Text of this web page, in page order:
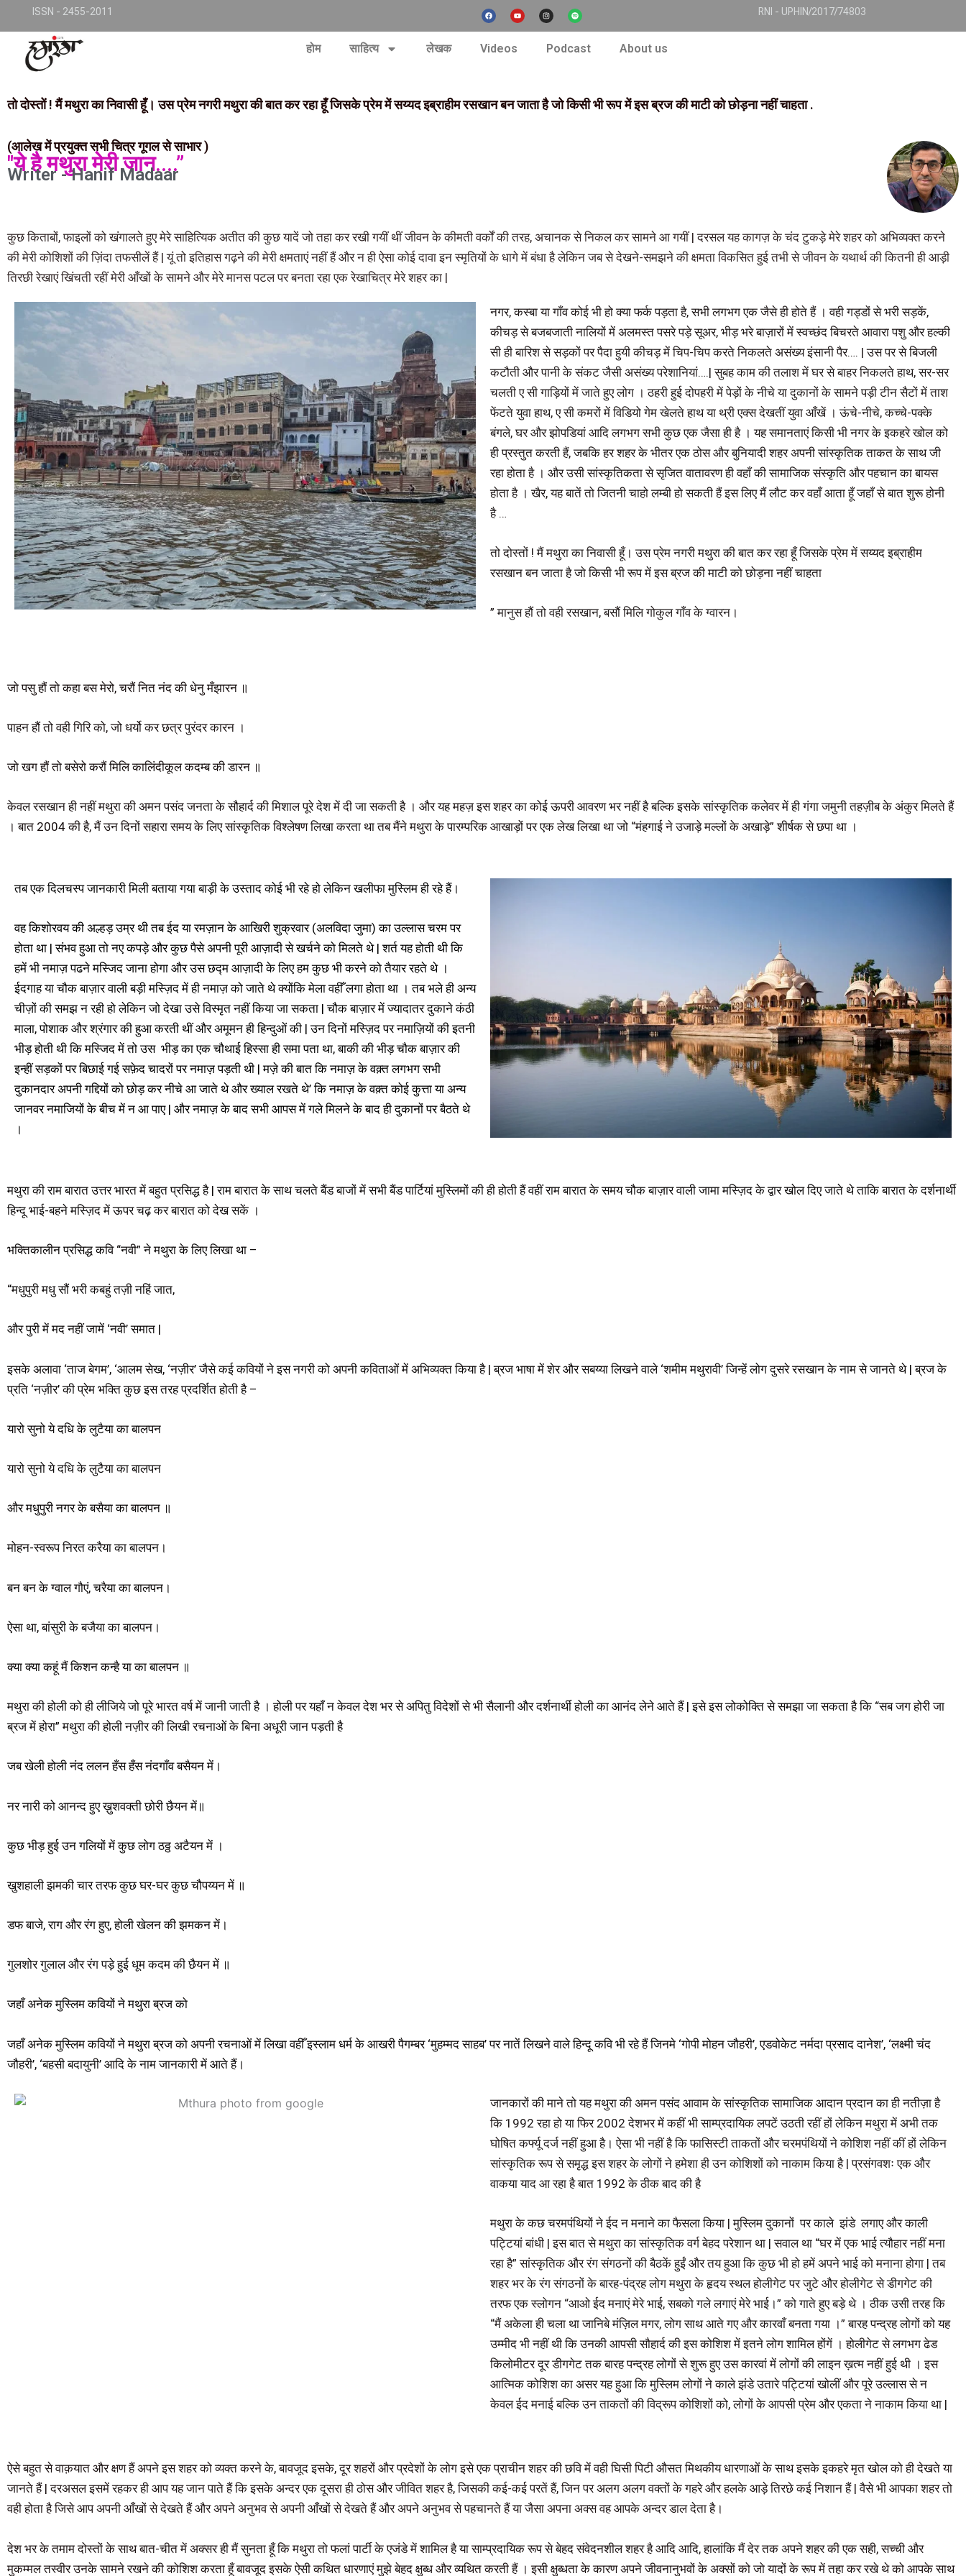
TKjNCP4frpJsub1QbSYMGphQaujBY6Of8-pr1kL7kJQ
content
ISSN - 2455-2011
F
a
c
e
o
o
Y
o
u
t
e
I
n
s
t
g
r
S
p
o
t
f
y
RNI - UPHIN/2017/74803
होम साहित्य लेखक Videos Podcast About us
तो दोस्तों ! मैं मथुरा का निवासी हूँ। उस प्रेम नगरी मथुरा की बात कर रहा हूँ जिसके प्रेम में सय्यद इब्राहीम रसखान बन जाता है जो किसी भी रूप में इस ब्रज की माटी को छोड़ना नहीं चाहता .
(आलेख में प्रयुक्त सभी चित्र गूगल से साभार )
"ये है मथुरा मेरी जान....”
Writer - Hanif Madaar
कुछ किताबों, फाइलों को खंगालते हुए मेरे साहित्यिक अतीत की कुछ यादें जो तहा कर रखी गयीं थीं जीवन के कीमती वर्कों की तरह, अचानक से निकल कर सामने आ गयीं | दरसल यह कागज़ के चंद टुकड़े मेरे शहर को अभिव्यक्त करने
की मेरी कोशिशों की ज़िंदा तफसीलें हैं | यूं तो इतिहास गढ़ने की मेरी क्षमताएं नहीं हैं और न ही ऐसा कोई दावा इन स्मृतियों के धागे में बंधा है लेकिन जब से देखने-समझने की क्षमता विकसित हुई तभी से जीवन के यथार्थ की कितनी ही आड़ी
तिरछी रेखाएं खिंचती रहीं मेरी आँखों के सामने और मेरे मानस पटल पर बनता रहा एक रेखाचित्र मेरे शहर का |
नगर, कस्बा या गाँव कोई भी हो क्या फर्क पड़ता है, सभी लगभग एक जैसे ही होते हैं । वही गड्डों से भरी सड़कें,
कीचड़ से बजबजाती नालियों में अलमस्त पसरे पड़े सूअर, भीड़ भरे बाज़ारों में स्वच्छंद बिचरते आवारा पशु और हल्की
सी ही बारिश से सड़कों पर पैदा हुयी कीचड़ में चिप-चिप करते निकलते असंख्य इंसानी पैर…. | उस पर से बिजली
कटौती और पानी के संकट जैसी असंख्य परेशानियां….| सुबह काम की तलाश में घर से बाहर निकलते हाथ, सर-सर
चलती ए सी गाड़ियों में जाते हुए लोग । ठहरी हुई दोपहरी में पेड़ों के नीचे या दुकानों के सामने पड़ी टीन सैटों में ताश
फेंटते युवा हाथ, ए सी कमरों में विडियो गेम खेलते हाथ या थ्री एक्स देखतीं युवा आँखें । ऊंचे-नीचे, कच्चे-पक्के
बंगले, घर और झोपडियां आदि लगभग सभी कुछ एक जैसा ही है । यह समानताएं किसी भी नगर के इकहरे खोल को
ही प्रस्तुत करती हैं, जबकि हर शहर के भीतर एक ठोस और बुनियादी शहर अपनी सांस्कृतिक ताकत के साथ जी
रहा होता है । और उसी सांस्कृतिकता से सृजित वातावरण ही वहाँ की सामाजिक संस्कृति और पहचान का बायस
होता है । खैर, यह बातें तो जितनी चाहो लम्बी हो सकती हैं इस लिए मैं लौट कर वहाँ आता हूँ जहाँ से बात शुरू होनी
है …
तो दोस्तों ! मैं मथुरा का निवासी हूँ। उस प्रेम नगरी मथुरा की बात कर रहा हूँ जिसके प्रेम में सय्यद इब्राहीम
रसखान बन जाता है जो किसी भी रूप में इस ब्रज की माटी को छोड़ना नहीं चाहता
” मानुस हौं तो वही रसखान, बसौं मिलि गोकुल गाँव के ग्वारन।
जो पसु हौं तो कहा बस मेरो, चरौं नित नंद की धेनु मँझारन ॥
पाहन हौं तो वही गिरि को, जो धर्यो कर छत्र पुरंदर कारन ।
जो खग हौं तो बसेरो करौं मिलि कालिंदीकूल कदम्ब की डारन ॥
केवल रसखान ही नहीं मथुरा की अमन पसंद जनता के सौहार्द की मिशाल पूरे देश में दी जा सकती है । और यह महज़ इस शहर का कोई ऊपरी आवरण भर नहीं है बल्कि इसके सांस्कृतिक कलेवर में ही गंगा जमुनी तहज़ीब के अंकुर मिलते हैं
। बात 2004 की है, मैं उन दिनों सहारा समय के लिए सांस्कृतिक विश्लेषण लिखा करता था तब मैंने मथुरा के पारम्परिक आखाड़ों पर एक लेख लिखा था जो “मंहगाई ने उजाड़े मल्लों के अखाड़े” शीर्षक से छपा था ।
तब एक दिलचस्प जानकारी मिली बताया गया बाड़ी के उस्ताद कोई भी रहे हो लेकिन खलीफा मुस्लिम ही रहे हैं।
वह किशोरवय की अल्हड़ उम्र थी तब ईद या रमज़ान के आखिरी शुक्रवार (अलविदा जुमा) का उल्लास चरम पर
होता था | संभव हुआ तो नए कपड़े और कुछ पैसे अपनी पूरी आज़ादी से खर्चने को मिलते थे | शर्त यह होती थी कि
हमें भी नमाज़ पढने मस्जिद जाना होगा और उस छद्म आज़ादी के लिए हम कुछ भी करने को तैयार रहते थे ।
ईदगाह या चौक बाज़ार वाली बड़ी मस्ज़िद में ही नमाज़ को जाते थे क्योंकि मेला वहीँ लगा होता था । तब भले ही अन्य
चीज़ों की समझ न रही हो लेकिन जो देखा उसे विस्मृत नहीं किया जा सकता | चौक बाज़ार में ज्यादातर दुकाने कंठी
माला, पोशाक और श्रंगार की हुआ करती थीं और अमूमन ही हिन्दुओं की | उन दिनों मस्ज़िद पर नमाज़ियों की इतनी
भीड़ होती थी कि मस्जिद में तो उस भीड़ का एक चौथाई हिस्सा ही समा पता था, बाकी की भीड़ चौक बाज़ार की
इन्हीं सड़कों पर बिछाई गई सफ़ेद चादरों पर नमाज़ पड़ती थी | मज़े की बात कि नमाज़ के वक़्त लगभग सभी
दुकानदार अपनी गद्दियों को छोड़ कर नीचे आ जाते थे और ख्याल रखते थे’ कि नमाज़ के वक़्त कोई कुत्ता या अन्य
जानवर नमाजियों के बीच में न आ पाए | और नमाज़ के बाद सभी आपस में गले मिलने के बाद ही दुकानों पर बैठते थे
।
मथुरा की राम बारात उत्तर भारत में बहुत प्रसिद्ध है | राम बारात के साथ चलते बैंड बाजों में सभी बैंड पार्टियां मुस्लिमों की ही होती हैं वहीं राम बारात के समय चौक बाज़ार वाली जामा मस्ज़िद के द्वार खोल दिए जाते थे ताकि बारात के दर्शनार्थी
हिन्दू भाई-बहने मस्ज़िद में ऊपर चढ़ कर बारात को देख सकें ।
भक्तिकालीन प्रसिद्ध कवि “नवी” ने मथुरा के लिए लिखा था –
“मधुपुरी मधु सौं भरी कबहुं तज़ी नहिं जात,
और पुरी में मद नहीं जामें ‘नवी’ समात |
इसके अलावा ‘ताज बेगम’, ‘आलम सेख, ‘नज़ीर’ जैसे कई कवियों ने इस नगरी को अपनी कविताओं में अभिव्यक्त किया है | ब्रज भाषा में शेर और सबय्या लिखने वाले ‘शमीम मथुरावी’ जिन्हें लोग दुसरे रसखान के नाम से जानते थे | ब्रज के
प्रति ‘नज़ीर’ की प्रेम भक्ति कुछ इस तरह प्रदर्शित होती है –
यारो सुनो ये दधि के लुटैया का बालपन
यारो सुनो ये दधि के लुटैया का बालपन
और मधुपुरी नगर के बसैया का बालपन ॥
मोहन-स्वरूप निरत करैया का बालपन।
बन बन के ग्वाल गौएं, चरैया का बालपन।
ऐसा था, बांसुरी के बजैया का बालपन।
क्या क्या कहूं मैं किशन कन्है या का बालपन ॥
मथुरा की होली को ही लीजिये जो पूरे भारत वर्ष में जानी जाती है । होली पर यहाँ न केवल देश भर से अपितु विदेशों से भी सैलानी और दर्शनार्थी होली का आनंद लेने आते हैं | इसे इस लोकोक्ति से समझा जा सकता है कि “सब जग होरी जा
ब्रज में होरा” मथुरा की होली नज़ीर की लिखी रचनाओं के बिना अधूरी जान पड़ती है
जब खेली होली नंद ललन हँस हँस नंदगाँव बसैयन में।
नर नारी को आनन्द हुए ख़ुशवक्ती छोरी छैयन में॥
कुछ भीड़ हुई उन गलियों में कुछ लोग ठठ्ठ अटैयन में ।
खुशहाली झमकी चार तरफ कुछ घर-घर कुछ चौपय्यन में ॥
डफ बाजे, राग और रंग हुए, होली खेलन की झमकन में।
गुलशोर गुलाल और रंग पड़े हुई धूम कदम की छैयन में ॥
जहाँ अनेक मुस्लिम कवियों ने मथुरा ब्रज को
जहाँ अनेक मुस्लिम कवियों ने मथुरा ब्रज को अपनी रचनाओं में लिखा वहीँ इस्लाम धर्म के आखरी पैगम्बर ‘मुहम्मद साहब’ पर नातें लिखने वाले हिन्दू कवि भी रहे हैं जिनमे ‘गोपी मोहन जौहरी’, एडवोकेट नर्मदा प्रसाद दानेश’, ‘लक्ष्मी चंद
जौहरी’, ‘बहसी बदायुनी’ आदि के नाम जानकारी में आते हैं।
जानकारों की माने तो यह मथुरा की अमन पसंद आवाम के सांस्कृतिक सामाजिक आदान प्रदान का ही नतीज़ा है
कि 1992 रहा हो या फिर 2002 देशभर में कहीं भी साम्प्रदायिक लपटें उठती रहीं हों लेकिन मथुरा में अभी तक
घोषित कर्फ्यू दर्ज नहीं हुआ है। ऐसा भी नहीं है कि फासिस्टी ताकतों और चरमपंथियों ने कोशिश नहीं कीं हों लेकिन
सांस्कृतिक रूप से समृद्ध इस शहर के लोगों ने हमेशा ही उन कोशिशों को नाकाम किया है | प्रसंगवशः एक और
वाकया याद आ रहा है बात 1992 के ठीक बाद की है
मथुरा के कछ चरमपंथियों ने ईद न मनाने का फैसला किया | मुस्लिम दुकानों पर काले झंडे लगाए और काली
पट्टियां बांधी | इस बात से मथुरा का सांस्कृतिक वर्ग बेहद परेशान था | सवाल था “घर में एक भाई त्यौहार नहीं मना
रहा है” सांस्कृतिक और रंग संगठनों की बैठकें हुईं और तय हुआ कि कुछ भी हो हमें अपने भाई को मनाना होगा | तब
शहर भर के रंग संगठनों के बारह-पंद्रह लोग मथुरा के हृदय स्थल होलीगेट पर जुटे और होलीगेट से डीगगेट की
तरफ एक स्लोगन “आओ ईद मनाएं मेरे भाई, सबको गले लगाएं मेरे भाई।” को गाते हुए बड़े थे । ठीक उसी तरह कि
“मैं अकेला ही चला था जानिबे मंज़िल मगर, लोग साथ आते गए और कारवाँ बनता गया ।” बारह पन्द्रह लोगों को यह
उम्मीद भी नहीं थी कि उनकी आपसी सौहार्द की इस कोशिश में इतने लोग शामिल होंगें । होलीगेट से लगभग ढेड
किलोमीटर दूर डीगगेट तक बारह पन्द्रह लोगों से शुरू हुए उस कारवां में लोगों की लाइन ख़त्म नहीं हुई थी । इस
आत्मिक कोशिश का असर यह हुआ कि मुस्लिम लोगों ने काले झंडे उतारे पट्टियां खोलीं और पूरे उल्लास से न
केवल ईद मनाई बल्कि उन ताकतों की विद्रूप कोशिशों को, लोगों के आपसी प्रेम और एकता ने नाकाम किया था |
ऐसे बहुत से वाक़यात और क्षण हैं अपने इस शहर को व्यक्त करने के, बावजूद इसके, दूर शहरों और प्रदेशों के लोग इसे एक प्राचीन शहर की छवि में वही घिसी पिटी औसत मिथकीय धारणाओं के साथ इसके इकहरे मृत खोल को ही देखते या
जानते हैं | दरअसल इसमें रहकर ही आप यह जान पाते हैं कि इसके अन्दर एक दूसरा ही ठोस और जीवित शहर है, जिसकी कई-कई परतें हैं, जिन पर अलग अलग वक्तों के गहरे और हलके आड़े तिरछे कई निशान हैं | वैसे भी आपका शहर तो
वही होता है जिसे आप अपनी आँखों से देखते हैं और अपने अनुभव से अपनी आँखों से देखते हैं और अपने अनुभव से पहचानते हैं या जैसा अपना अक्स वह आपके अन्दर डाल देता है।
देश भर के तमाम दोस्तों के साथ बात-चीत में अक्सर ही मैं सुनता हूँ कि मथुरा तो फलां पार्टी के एजंडे में शामिल है या साम्प्रदायिक रूप से बेहद संवेदनशील शहर है आदि आदि, हालांकि मैं देर तक अपने शहर की एक सही, सच्ची और
मुकम्मल तस्वीर उनके सामने रखने की कोशिश करता हूँ बावजूद इसके ऐसी कथित धारणाएं मुझे बेहद क्षुब्ध और व्यथित करती हैं । इसी क्षुब्धता के कारण अपने जीवनानुभवों के अक्सों को जो यादों के रूप में तहा कर रखे थे को आपके साथ